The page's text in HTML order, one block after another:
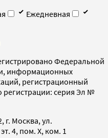
Ежедневная
Федеральной
информационных
регистрационный
регистрации: серия Эл №
г. Москва, ул.
4, пом. X, ком. 1